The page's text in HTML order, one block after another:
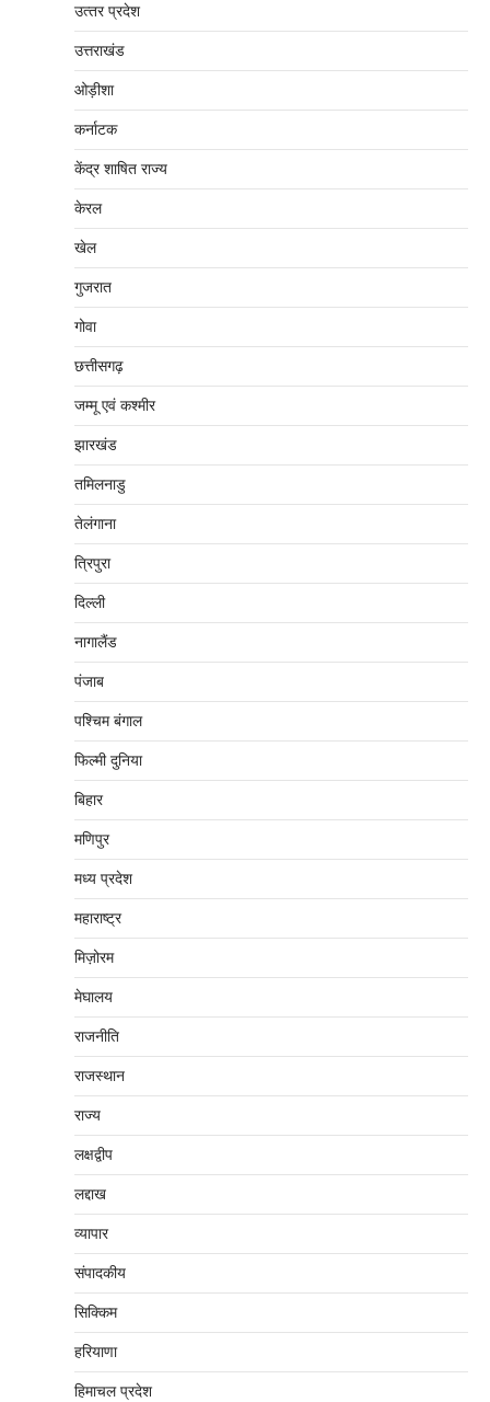
उत्‍तर प्रदेश
उत्तराखंड
ओड़ीशा
कर्नाटक
केंद्र शाषित राज्य
केरल
खेल
गुजरात
गोवा
छत्तीसगढ़
जम्‍मू एवं कश्‍मीर
झारखंड
तमिलनाडु
तेलंगाना
त्रिपुरा
दिल्‍ली
नागालैंड
पंजाब
पश्चिम बंगाल
फिल्मी दुनिया
बिहार
मणिपुर
मध्‍य प्रदेश
महाराष्‍ट्र
मिज़ोरम
मेघालय
राजनीति
राजस्थान
राज्य
लक्षद्वीप
लद्दाख
व्यापार
संपादकीय
सिक्किम
हरियाणा
हिमाचल प्रदेश